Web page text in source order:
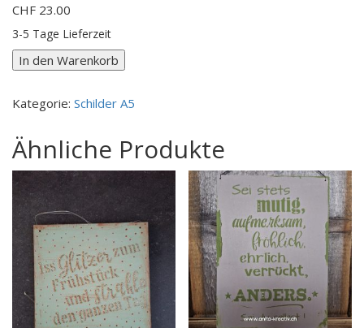
CHF 23.00
3-5 Tage Lieferzeit
Holzschild
Willkomme
Menge
In den Warenkorb
Kategorie: Schilder A5
Ähnliche Produkte